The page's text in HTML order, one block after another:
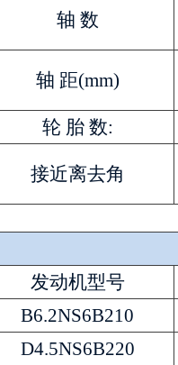
轴 数
轴 距(mm)
轮 胎 数:
接近离去角
发动机型号
B6.2NS6B210
D4.5NS6B220